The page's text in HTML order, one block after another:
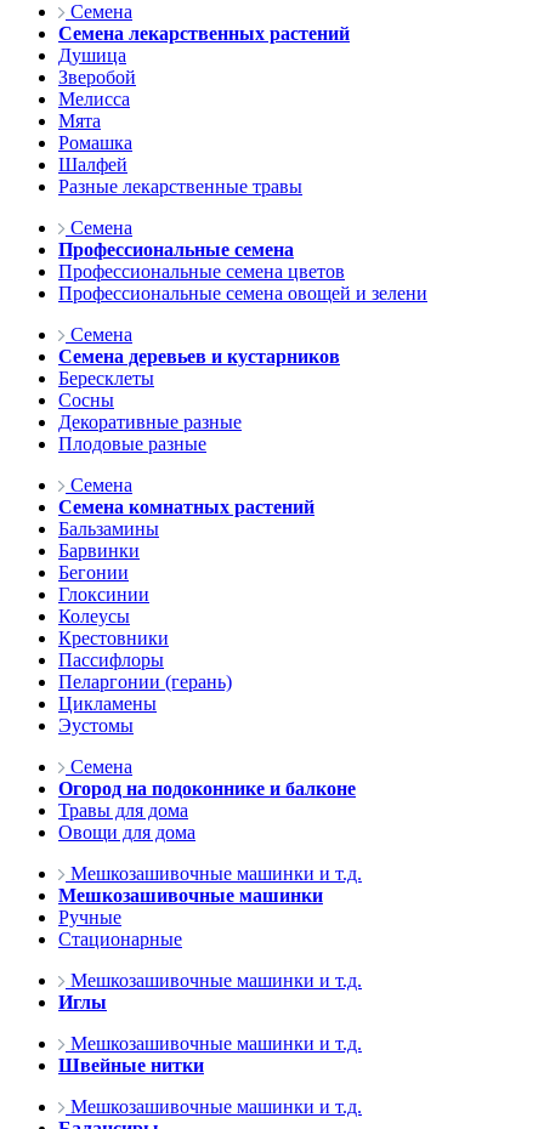
Семена
Семена лекарственных растений
Душица
Зверобой
Мелисса
Мята
Ромашка
Шалфей
Разные лекарственные травы
Семена
Профессиональные семена
Профессиональные семена цветов
Профессиональные семена овощей и зелени
Семена
Семена деревьев и кустарников
Бересклеты
Сосны
Декоративные разные
Плодовые разные
Семена
Семена комнатных растений
Бальзамины
Барвинки
Бегонии
Глоксинии
Колеусы
Крестовники
Пассифлоры
Пеларгонии (герань)
Цикламены
Эустомы
Семена
Огород на подоконнике и балконе
Травы для дома
Овощи для дома
Мешкозашивочные машинки и т.д.
Мешкозашивочные машинки
Ручные
Стационарные
Мешкозашивочные машинки и т.д.
Иглы
Мешкозашивочные машинки и т.д.
Швейные нитки
Мешкозашивочные машинки и т.д.